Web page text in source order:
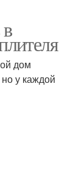
дом
у каждой